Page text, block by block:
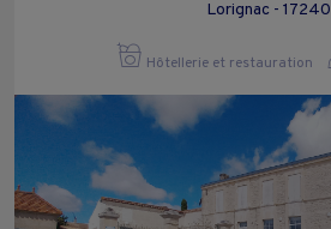
Lorignac - 17240
Hôtellerie et restauration